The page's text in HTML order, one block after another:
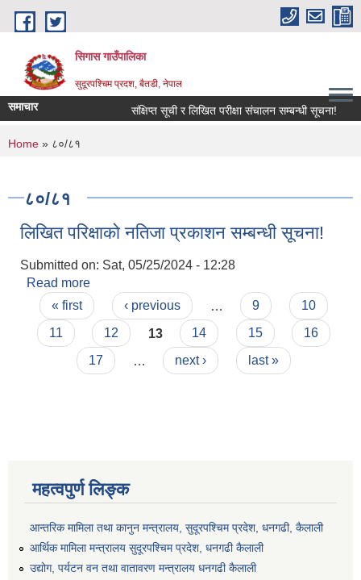
Skip to main content
सिगास गाउँपालिका
सुदूरपश्चिम प्रदश, बैतडी, नेपाल
समाचार संक्षिप्त सूची र लिखित परीक्षा संचालन सम्बन्धी सूचना!
You are here
Home » ८०/८१
८०/८१
लिखित परिक्षाको नतिजा प्रकाशन सम्बन्धी सूचना!
Submitted on: Sat, 05/25/2024 - 12:28
Read more
Pages
« first ‹ previous 9
10
11
12 13 14 15
16
17
next › last »
महत्वपुर्ण लिङ्क
आन्तरिक मामिला तथा कानुन मन्त्रालय, सुदूरपश्चिम प्रदेश, धनगढी, कैलाली
आर्थिक मामिला मन्त्रालय सुदूरपश्चिम प्रदेश, धनगढी कैलाली
उद्योग, पर्यटन वन तथा वातावरण मन्त्रालय धनगढी कैलाली